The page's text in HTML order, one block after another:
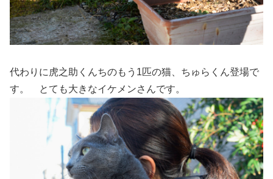
代わりに虎之助くんちのもう1匹の猫、ちゅらくん登場で
す。 とても大きなイケメンさんです。